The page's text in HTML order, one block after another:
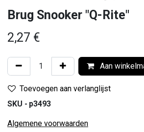
Brug Snooker "Q-Rite"
2,27 €
Aan
Toevoegen aan verlanglijst
SKU - p3493
Algemene voorwaarden